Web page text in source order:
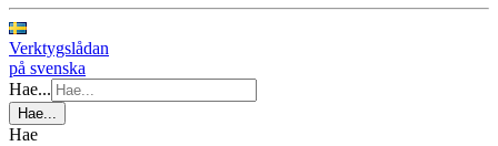
Verktygslådan
på svenska
Hae...
Hae...
Hae